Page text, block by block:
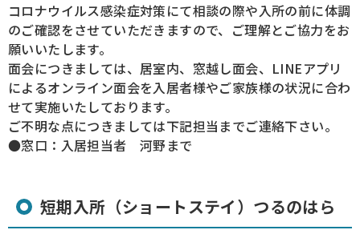
コロナウイルス感染症対策にて相談の際や入所の前に体調
のご確認をさせていただきますので、ご理解とご協力をお
願いいたします。
面会につきましては、居室内、窓越し面会、LINEアプリ
によるオンライン面会を入居者様やご家族様の状況に合わ
せて実施いたしております。
ご不明な点につきましては下記担当までご連絡下さい。
●窓口：入居担当者 河野まで
短期入所（ショートステイ）つるのはら